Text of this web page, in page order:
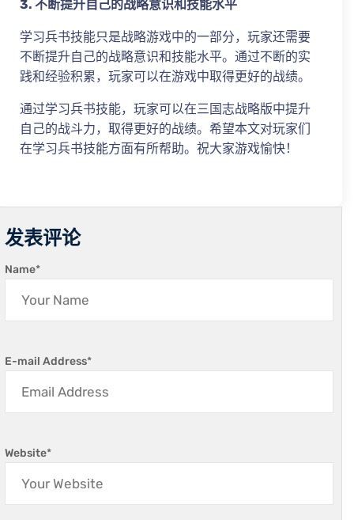
3. 不断提升自己的战略意识和技能水平
学习兵书技能只是战略游戏中的一部分，玩家还需要
不断提升自己的战略意识和技能水平。通过不断的实
践和经验积累，玩家可以在游戏中取得更好的战绩。
通过学习兵书技能，玩家可以在三国志战略版中提升
自己的战斗力，取得更好的战绩。希望本文对玩家们
在学习兵书技能方面有所帮助。祝大家游戏愉快！
发表评论
Name*
E-mail Address*
Website*